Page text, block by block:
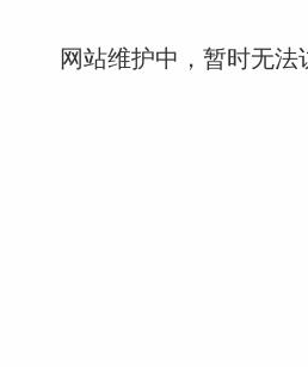
网站维护中，暂时无